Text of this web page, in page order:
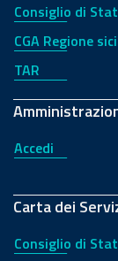
Consiglio di
CGA Regione
TAR
Accedi
Carta dei
Consiglio di